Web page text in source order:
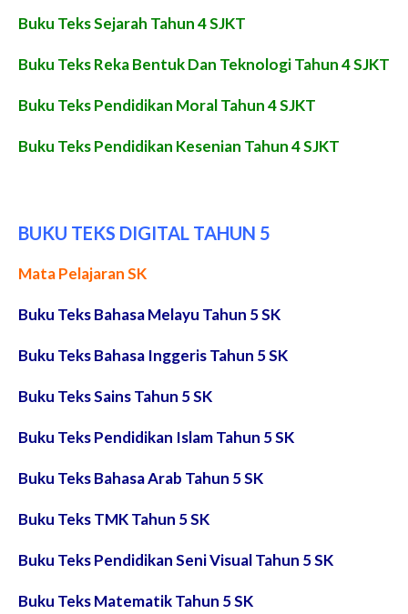
Buku Teks Sejarah Tahun 4 SJKT
Buku Teks Reka Bentuk Dan Teknologi Tahun 4 SJKT
Buku Teks Pendidikan Moral Tahun 4 SJKT
Buku Teks Pendidikan Kesenian Tahun 4 SJKT
BUKU TEKS DIGITAL TAHUN 5
Mata Pelajaran SK
Buku Teks Bahasa Melayu Tahun 5 SK
Buku Teks Bahasa Inggeris Tahun 5 SK
Buku Teks Sains Tahun 5 SK
Buku Teks Pendidikan Islam Tahun 5 SK
Buku Teks Bahasa Arab Tahun 5 SK
Buku Teks TMK Tahun 5 SK
Buku Teks Pendidikan Seni Visual Tahun 5 SK
Buku Teks Matematik Tahun 5 SK